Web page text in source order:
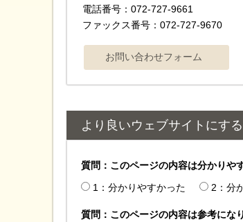
電話番号：072-727-9661
ファックス番号：072-727-9670
より良いウェブサイトにす
質問：このページの内容は分かりや
1：分かりやすかった
2：分
質問：このページの内容は参考にな